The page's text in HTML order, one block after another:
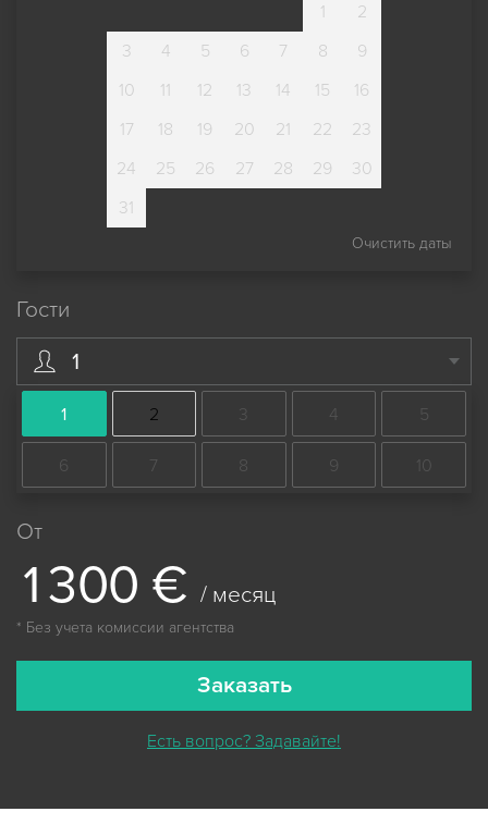
1
2
3
4 5 6 7 8
9
10
11 12 13 14 15
16
17
18 19 20 21 22
23
24
25 26 27 28 29
30
31
Очистить даты
Гости
1
1 2 3 4 5
6 7 8 9 10
От
1300 € / месяц
* Без учета комиссии агентства
Заказать
Есть вопрос? Задавайте!